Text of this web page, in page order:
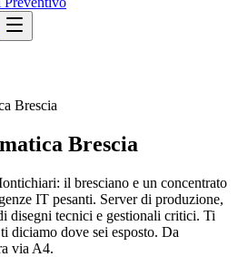
Brescia
Brescia
il bresciano e un concentrato
IT pesanti. Server di produzione,
disegni tecnici e gestionali critici. Ti
diciamo dove sei esposto. Da
via A4.